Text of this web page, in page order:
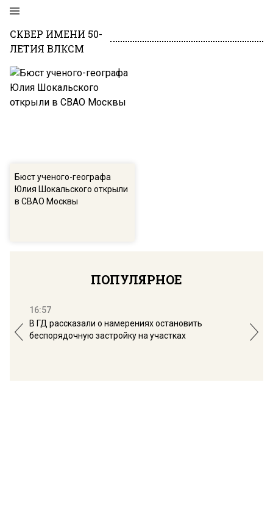
СКВЕР ИМЕНИ 50-
ЛЕТИЯ ВЛКСМ
Бюст ученого-географа
Юлия Шокальского открыли
в СВАО Москвы
ПОПУЛЯРНОЕ
16:57
В ГД рассказали о намерениях остановить
беспорядочную застройку на участках